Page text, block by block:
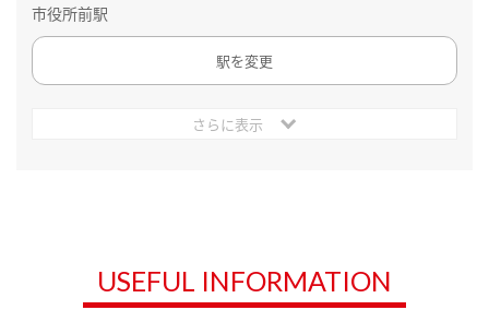
市役所前駅
駅を変更
さらに表示
USEFUL INFORMATION